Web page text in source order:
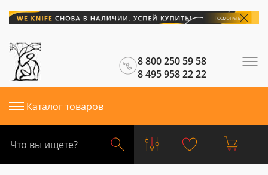
8 800 250 59 58
8 495 958 22 22
Каталог товаров